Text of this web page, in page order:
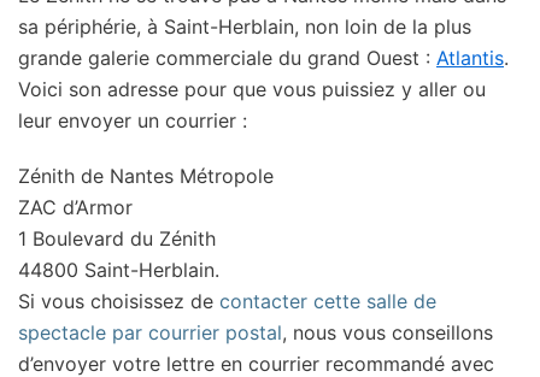
sa périphérie, à Saint-Herblain, non loin de la plus
grande galerie commerciale du grand Ouest : Atlantis.
Voici son adresse pour que vous puissiez y aller ou
leur envoyer un courrier :
Zénith de Nantes Métropole
ZAC d’Armor
1 Boulevard du Zénith
44800 Saint-Herblain.
Si vous choisissez de contacter cette salle de
spectacle par courrier postal, nous vous conseillons
d’envoyer votre lettre en courrier recommandé avec